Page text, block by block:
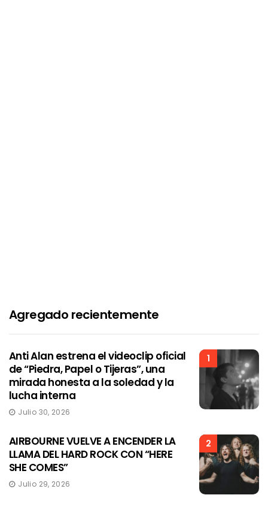
Agregado recientemente
1
Anti Alan estrena el videoclip oficial
de “Piedra, Papel o Tijeras”, una
mirada honesta a la soledad y la
lucha interna
Julio 30, 2026
2
AIRBOURNE VUELVE A ENCENDER LA
LLAMA DEL HARD ROCK CON “HERE
SHE COMES”
Julio 29, 2026